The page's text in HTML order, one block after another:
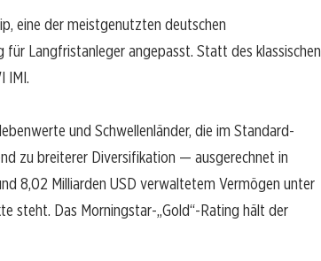
eine der meistgenutzten deutschen
Langfristanleger angepasst. Statt des klassischen
IMI.
und Schwellenländer, die im Standard-
zu breiterer Diversifikation — ausgerechnet in
8,02 Milliarden USD verwaltetem Vermögen unter
steht. Das Morningstar-„Gold“-Rating hält der